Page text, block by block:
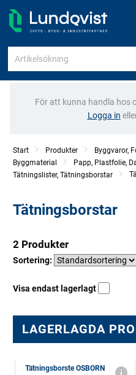
För att kunna handla hos
Logga in
Start Produkter
Byggvaror,
Byggmaterial
Papp, Plastfolie,
Tätningslister, Tätningsborstar
Tätningsborstar
2 Produkter
Sortering:
Visa endast lagerlagt
LAGERLAGDA
Tätningsborste OSBORN